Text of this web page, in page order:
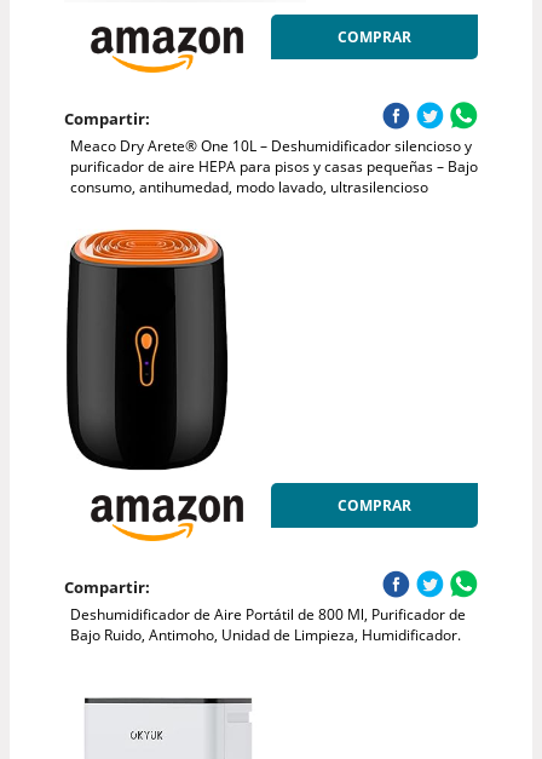
COMPRAR
Compartir:
Meaco Dry Arete® One 10L – Deshumidificador silencioso y
purificador de aire HEPA para pisos y casas pequeñas – Bajo
consumo, antihumedad, modo lavado, ultrasilencioso
COMPRAR
Compartir:
Deshumidificador de Aire Portátil de 800 Ml, Purificador de
Bajo Ruido, Antimoho, Unidad de Limpieza, Humidificador.